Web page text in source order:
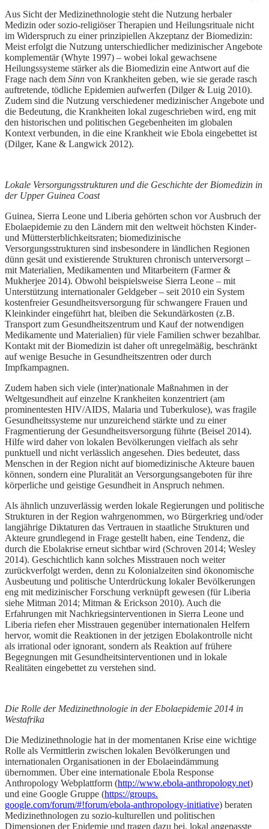
Aus Sicht der Medizinethnologie steht die Nutzung herbaler
Medizin oder sozio-religiöser Therapien und Heilungsrituale nicht
im Widerspruch zu einer prinzipiellen Akzeptanz der Biomedizin:
Meist erfolgt die Nutzung unterschiedlicher medizinischer Angebote
komplementär (Whyte 1997) – wobei lokal gewachsene
Heilungssysteme stärker als die Biomedizin eine Antwort auf die
Frage nach dem Sinn von Krankheiten geben, wie sie gerade rasch
auftretende, tödliche Epidemien aufwerfen (Dilger & Luig 2010).
Zudem sind die Nutzung verschiedener medizinischer Angebote und
die Bedeutung, die Krankheiten lokal zugeschrieben wird, eng mit
den historischen und politischen Gegebenheiten im globalen
Kontext verbunden, in die eine Krankheit wie Ebola eingebettet ist
(Dilger, Kane & Langwick 2012).
Lokale Versorgungsstrukturen und die Geschichte der Biomedizin in
der Upper Guinea Coast
Guinea, Sierra Leone und Liberia gehörten schon vor Ausbruch der
Ebolaepidemie zu den Ländern mit den weltweit höchsten Kinder-
und Müttersterblichkeitsraten; biomedizinische
Versorgungsstrukturen sind insbesondere in ländlichen Regionen
dünn gesät und existierende Strukturen chronisch unterversorgt –
mit Materialien, Medikamenten und Mitarbeitern (Farmer &
Mukherjee 2014). Obwohl beispielsweise Sierra Leone – mit
Unterstützung internationaler Geldgeber – seit 2010 ein System
kostenfreier Gesundheitsversorgung für schwangere Frauen und
Kleinkinder eingeführt hat, bleiben die Sekundärkosten (z.B.
Transport zum Gesundheitszentrum und Kauf der notwendigen
Medikamente und Materialien) für viele Familien schwer bezahlbar.
Kontakt mit der Biomedizin ist daher oft unregelmäßig, beschränkt
auf wenige Besuche in Gesundheitszentren oder durch
Impfkampagnen.
Zudem haben sich viele (inter)nationale Maßnahmen in der
Weltgesundheit auf einzelne Krankheiten konzentriert (am
prominentesten HIV/AIDS, Malaria und Tuberkulose), was fragile
Gesundheitssysteme nur unzureichend stärkte und zu einer
Fragmentierung der Gesundheitsversorgung führte (Beisel 2014).
Hilfe wird daher von lokalen Bevölkerungen vielfach als sehr
punktuell und nicht verlässlich angesehen. Dies bedeutet, dass
Menschen in der Region nicht auf biomedizinische Akteure bauen
können, sondern eine Pluralität an Versorgungsangeboten für ihre
körperliche und geistige Gesundheit in Anspruch nehmen.
Als ähnlich unzuverlässig werden lokale Regierungen und politische
Strukturen in der Region wahrgenommen, wo Bürgerkrieg und/oder
langjährige Diktaturen das Vertrauen in staatliche Strukturen und
Akteure grundlegend in Frage gestellt haben, eine Tendenz, die
durch die Ebolakrise erneut sichtbar wird (Schroven 2014; Wesley
2014). Geschichtlich kann solches Misstrauen noch weiter
zurückverfolgt werden, denn zu Kolonialzeiten sind ökonomische
Ausbeutung und politische Unterdrückung lokaler Bevölkerungen
eng mit medizinischer Forschung verknüpft gewesen (für Liberia
siehe Mitman 2014; Mitman & Erickson 2010). Auch die
Erfahrungen mit Nachkriegsinterventionen in Sierra Leone und
Liberia riefen eher Misstrauen gegenüber internationalen Helfern
hervor, womit die Reaktionen in der jetzigen Ebolakontrolle nicht
als irrational oder ignorant, sondern als Reaktion auf frühere
Begegnungen mit Gesundheitsinterventionen und in lokale
Realitäten eingebettet zu verstehen sind.
Die Rolle der Medizinethnologie in der Ebolaepidemie 2014 in
Westafrika
Die Medizinethnologie hat in der momentanen Krise eine wichtige
Rolle als Vermittlerin zwischen lokalen Bevölkerungen und
internationalen Organisationen in der Ebolaeindämmung
übernommen. Über eine internationale Ebola Response
Anthropology Webplattform (http://www.ebola-anthropology.net)
und eine Google Gruppe (https://groups.
google.com/forum/#!forum/ebola-anthropology-initiative) beraten
Medizinethnologen zu sozio-kulturellen und politischen
Dimensionen der Epidemie und tragen dazu bei, lokal angepasste